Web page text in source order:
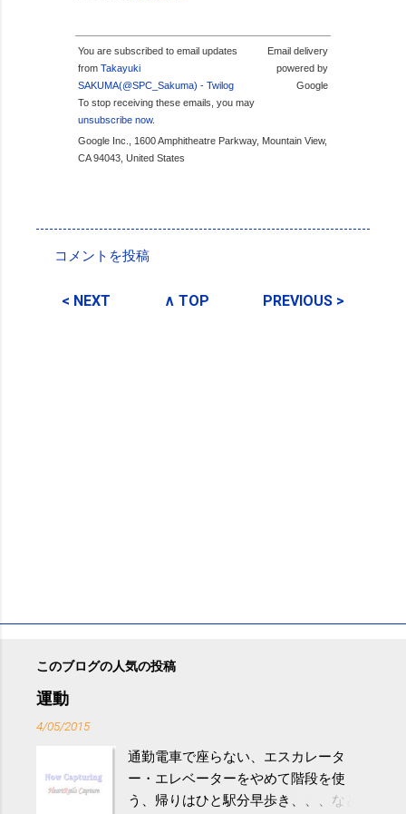
You are subscribed to email updates
from Takayuki
SAKUMA(@SPC_Sakuma) - Twilog
To stop receiving these emails, you may
unsubscribe now.
Email delivery
powered by
Google
Google Inc., 1600 Amphitheatre Parkway, Mountain View,
CA 94043, United States
メ
コメントを投稿
< NEXT ∧ TOP PREVIOUS >
このブログの人気の投稿
運動
4/05/2015
通勤電車で座らない、エスカレータ
ー・エレベーターをやめて階段を使
う、帰りはひと駅分早歩き、、、など